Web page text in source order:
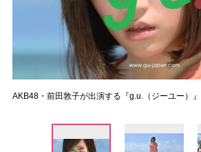
AKB48・前田敦子が出演する『g.u.（ジーユー）